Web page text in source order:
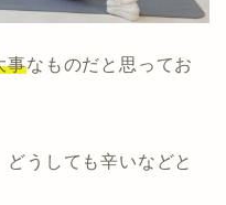
事なものだと思ってお
うしても辛いなどと